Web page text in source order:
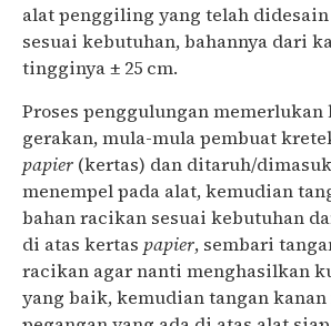
alat penggiling yang telah
sesuai kebutuhan, bahannya dari
tingginya ± 25 cm.
Proses penggulungan memerlukan
gerakan, mula-mula pembuat
papier (kertas) dan ditaruh/
menempel pada alat, kemudian
bahan racikan sesuai kebutuhan
di atas kertas papier, sembari
racikan agar nanti menghasilkan
yang baik, kemudian tangan kanan